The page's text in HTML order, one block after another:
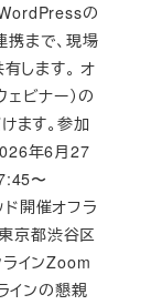
の
携まで、現場
します。 オ
ェビナー）の
ます。参加
年6月27
〜
開催オフラ
京都渋谷区
インZoom
インの懇親